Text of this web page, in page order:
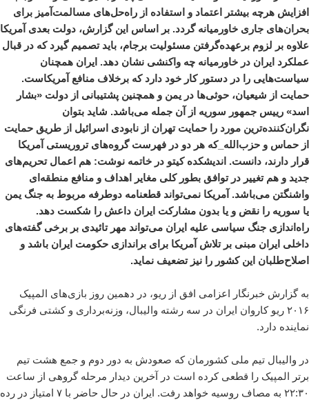
افزایش هرچه بیشتر اعتماد و استفاده از راه‌حل‌های مسالمت‌آمیز برای
بحران‌های جاری خاورمیانه گردد. بر اساس این گزارش، دولت بعدی آمریکا
علاوه بر لزوم برعهده‌گرفتن مسئولیت برجام، باید تصمیم گیرد که در قبال
عملکرد ایران در خاورمیانه چه واکنشی نشان دهد. ایران همچنان
سیاست‌هایی را در دستور کار خود دارد که برخلاف منافع آمریکاست.
حمایت از شیعیان، حوثی‌ها در یمن و همچنین پشتیبانی‌ از دولت «بشار
اسد» رییس جمهور سوریه از آن جمله می‌باشد. شاید بتوان
نگران‌کننده‌ترین مورد را حمایت تهران از نابودی اسرائیل از طریق حمایت
از حماس و حزب‌الله_که هر دو در فهرست گروه‌های تروریستی آمریکا
قرار دارند، دانست. اندیشکده کیتو در خاتمه نوشت: هم اعمال تحریم‌های
جدید و هم تغییر در توافق بطور کلی مغایر اهداف و منافع منطقه‌ای
واشنگتن می‌باشد. آمریکا نمی‌تواند قطعنامه دوطرفه مربوط به جنگ یمن
یا سوریه را نقض و یا بدون مشارکت ایران داعش را شکست دهد.
راه‌اندازی جنگ سیاسی علیه ایران می‌تواند مهر تائیدی بر برخی گفته‌های
داخلی ایران مبنی بر تلاش آمریکا برای براندازی حکومت ایران باشد و
اصلاح‌طلبان این کشور را نیز تضعیف نماید.
به گزارش خبرنگار اعزامی افق از ریو، در دهمین روز بازی‌های المپیک
۲۰۱۶ ریو کاروان ایران در سه رشته والیبال، وزنه‌برداری و کشتی فرنگی
نماینده دارد.
در والیبال تیم ملی کشورمان که صعودش به دور دوم و جمع هشت تیم
برتر المپیک را قطعی کرده است در آخرین دیدار مرحله گروهی از ساعت
۲۲:۳۰ به مصاف روسیه خواهد رفت. ایران در حال حاضر با ۷ امتیاز در رده